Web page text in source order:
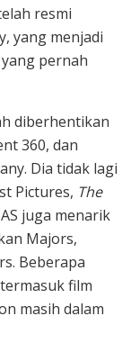
resmi
yang menjadi
pernah
diberhentikan
360, dan
Dia tidak lagi
Pictures, The
juga menarik
Majors,
Beberapa
film
masih dalam